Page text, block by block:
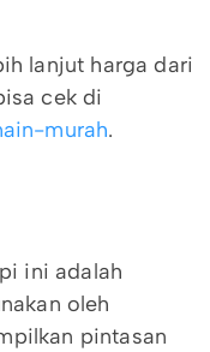
lanjut harga dari
cek di
murah.
ini adalah
oleh
pintasan